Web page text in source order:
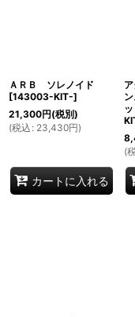
ＡＲＢ ソレノイド
[143003-KIT-]
21,300円(税別)
(税込 : 23,430円)
カートに入れる
(